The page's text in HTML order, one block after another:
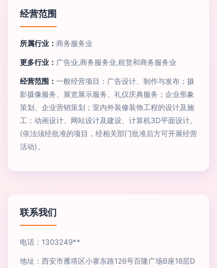
经营范围
所属行业： 商务服务业
更多行业： 广告业,商务服务业,租赁和商务服务业
经营范围： 一般经营项目：广告设计、制作与发布；摄
影摄像服务、展览展示服务、礼仪庆典服务；企业形象
策划、企业营销策划；室内外装修装饰工程的设计及施
工；动画设计、网站设计及建设、计算机3D平面设计。
(依法须经批准的项目，经相关部门批准后方可开展经营
活动)。
联系我们
电话：1303249**
地址：西安市雁塔区小寨东路126号百隆广场B座18层D